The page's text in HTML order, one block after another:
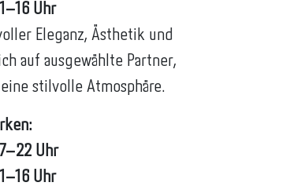
Uhr
Eleganz, Ästhetik und
auf ausgewählte Partner,
stilvolle Atmosphäre.
Uhr
Uhr